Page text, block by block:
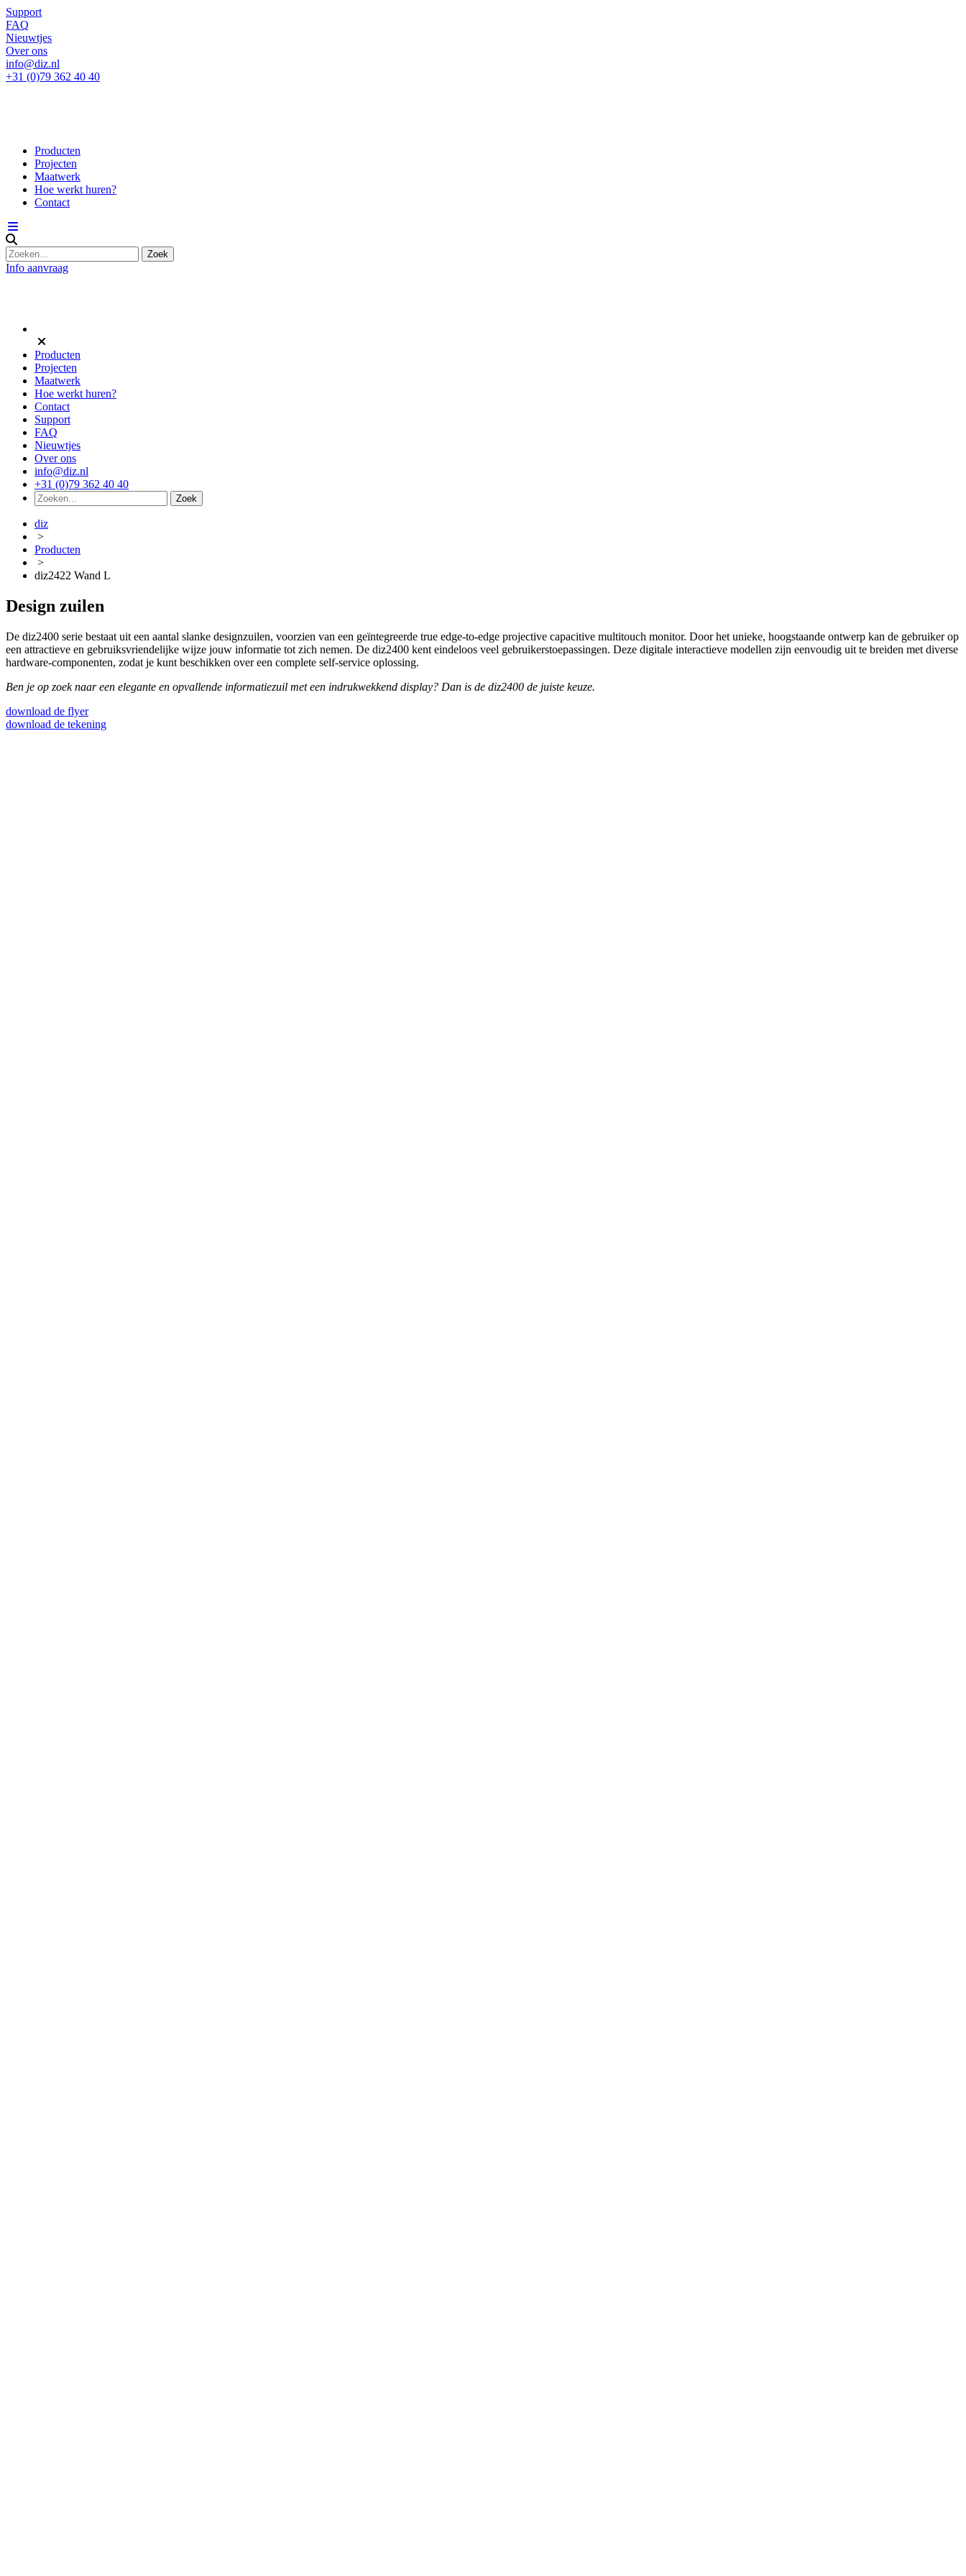
Support
FAQ
Nieuwtjes
Over ons
info@diz.nl
+31 (0)79 362 40 40
Producten
Projecten
Maatwerk
Hoe werkt huren?
Contact
Info aanvraag
Producten
Projecten
Maatwerk
Hoe werkt huren?
Contact
Support
FAQ
Nieuwtjes
Over ons
info@diz.nl
+31 (0)79 362 40 40
diz
>
Producten
>
diz2422 Wand L
Design zuilen
De diz2400 serie bestaat uit een aantal slanke designzuilen, voorzien van een geïntegreerde true edge-to-edge projective capacitive multitouch monitor. Door het unieke, hoogstaande ontwerp kan de gebruiker op
een attractieve en gebruiksvriendelijke wijze jouw informatie tot zich nemen. De diz2400 kent eindeloos veel gebruikerstoepassingen. Deze digitale interactieve modellen zijn eenvoudig uit te breiden met diverse
hardware-componenten, zodat je kunt beschikken over een complete self-service oplossing.
Ben je op zoek naar een elegante en opvallende informatiezuil met een indrukwekkend display? Dan is de diz2400 de juiste keuze.
download de flyer
download de tekening